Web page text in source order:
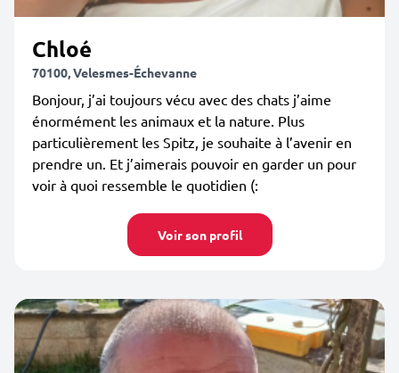
Chloé
70100, Velesmes-Échevanne
Bonjour, j’ai toujours vécu avec des chats j’aime
énormément les animaux et la nature. Plus
particulièrement les Spitz, je souhaite à l’avenir en
prendre un. Et j’aimerais pouvoir en garder un pour
voir à quoi ressemble le quotidien (:
Voir son profil